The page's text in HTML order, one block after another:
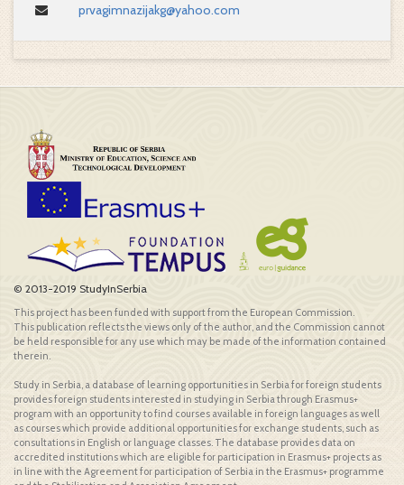
prvagimnazijakg@yahoo.com
© 2013-2019 StudyInSerbia
This project has been funded with support from the European Commission.
This publication reflects the views only of the author, and the Commission cannot
be held responsible for any use which may be made of the information contained
therein.
Study in Serbia, a database of learning opportunities in Serbia for foreign students
provides foreign students interested in studying in Serbia through Erasmus+
program with an opportunity to find courses available in foreign languages as well
as courses which provide additional opportunities for exchange students, such as
consultations in English or language classes. The database provides data on
accredited institutions which are eligible for participation in Erasmus+ projects as
in line with the Agreement for participation of Serbia in the Erasmus+ programme